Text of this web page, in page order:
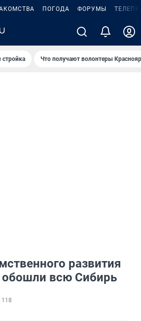
ПОГОДА ФОРУМЫ
стройка Что получают волонтеры
развития
всю Сибирь
118